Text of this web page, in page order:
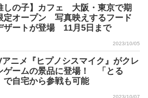
しの子】カフェ 大阪・東京で期
定オープン 写真映えするフード
ザートが登場 11月5日まで
2023/10/05
アニメ『ヒプノシスマイク』がクレ
ゲームの景品に登場！ 「とる
で自宅から参戦も可能